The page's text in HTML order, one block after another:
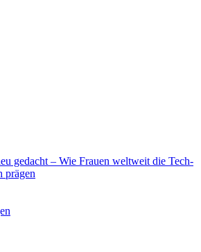
gedacht – Wie Frauen weltweit die Tech-
prägen